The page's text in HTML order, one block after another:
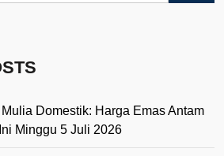
Domestik: Harga Emas Antam
Minggu 5 Juli 2026